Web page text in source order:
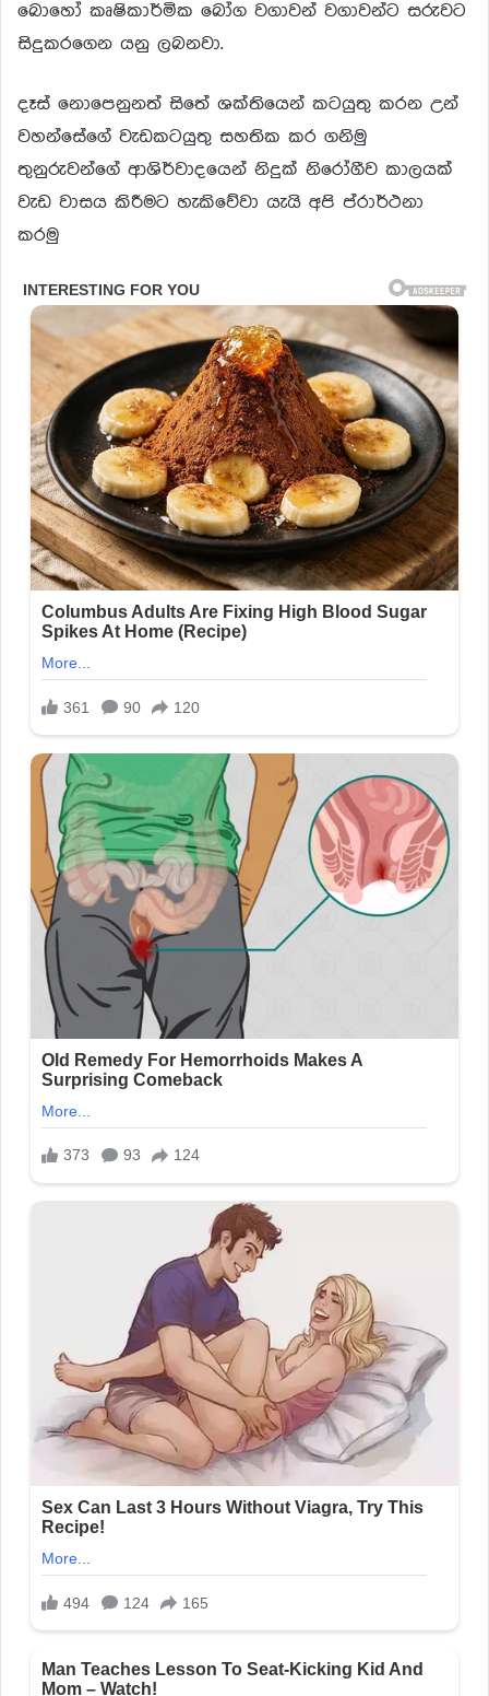
බොහෝ කෘෂිකාර්මික බෝග වගාවන් වගාවන්ට සරුවට
සිදුකරගෙන යනු ලබනවා.
දෑස් නොපෙනුනත් සිතේ ශක්තියෙන් කටයුතු කරන උන්
වහන්සේගේ වැඩකටයුතු සහතික කර ගනිමු
තුනුරුවන්ගේ ආශිර්වාදයෙන් නිදුක් නිරෝගීව කාලයක්
වැඩ වාසය කිරීමට හැකිවේවා යැයි අපි ප්රාර්ථනා
කරමු